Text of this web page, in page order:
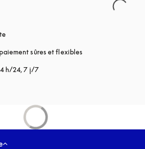
sûres et flexibles
h/24, 7 j/7s’ouvre dans un nouvel onglet